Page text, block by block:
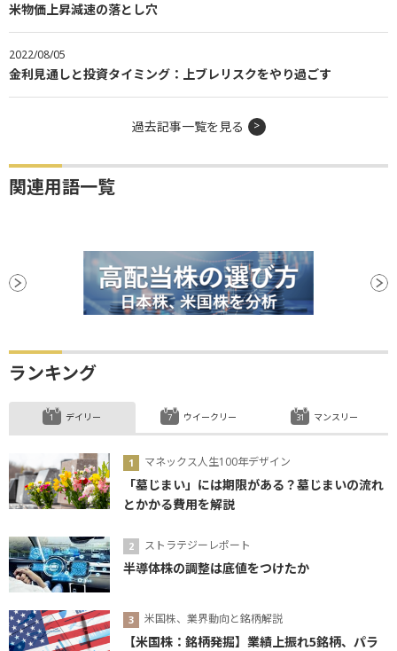
米物価上昇減速の落とし穴
2022/08/05
金利見通しと投資タイミング：上ブレリスクをやり過ごす
過去記事一覧を見る
関連用語一覧
ランキング
デイリー
マネックス人生100年デザイン
「墓じまい」には期限がある？墓じまいの流れ
とかかる費用を解説
ストラテジーレポート
半導体株の調整は底値をつけたか
米国株、業界動向と銘柄解説
【米国株：銘柄発掘】業績上振れ5銘柄、パラ
ウイークリー マンスリー